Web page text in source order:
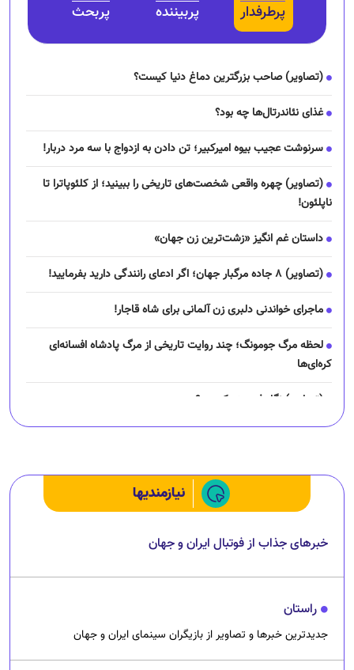
پرطرفدار پربیننده پربحث
(تصاویر) صاحب بزرگترین دماغ دنیا کیست؟
غذای نئاندرتال‌ها چه بود؟
سرنوشت عجیب بیوه امیرکبیر؛ تن دادن به ازدواج با سه مرد دربار!
(تصاویر) چهره واقعی شخصت‌های تاریخی را ببینید؛ از کلئوپاترا تا
ناپلئون!
داستان غم انگیز «زشت‌ترین زن جهان»
(تصاویر) ۸ جاده مرگبار جهان؛ اگر ادعای رانندگی دارید بفرمایید!
ماجرای خواندنی دلبری زن آلمانی برای شاه قاجار!
لحظه مرگ جومونگ؛ چند روایت تاریخی از مرگ پادشاه افسانه‌ای
کره‌ای‌ها
(تصاویر) نگار فرهمند کیست؟
نیازمندیها
خبرهای جذاب از فوتبال ایران و جهان
راستان
جدیدترین خبرها و تصاویر از بازیگران سینمای ایران و جهان